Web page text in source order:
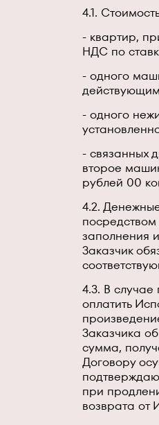
4.1.
- квартир,
НДС по
- одного
- одного
- связанных
второе
рублей 00
4.2.
заполнения
Заказчик
4.3. В
оплатить
Заказчика
сумма,
Договору
при
возврата от